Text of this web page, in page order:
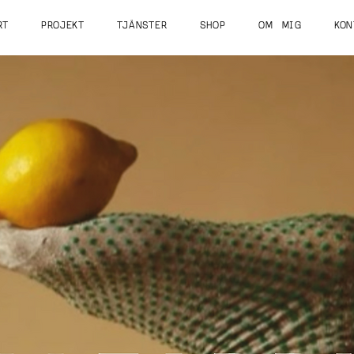
PROJEKT TJÄNSTER SHOP OM MIG